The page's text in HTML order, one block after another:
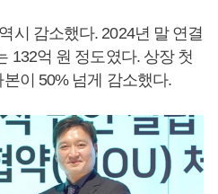
시 감소했다. 2024년 말 연결
132억 원 정도였다. 상장 첫
이 50% 넘게 감소했다.